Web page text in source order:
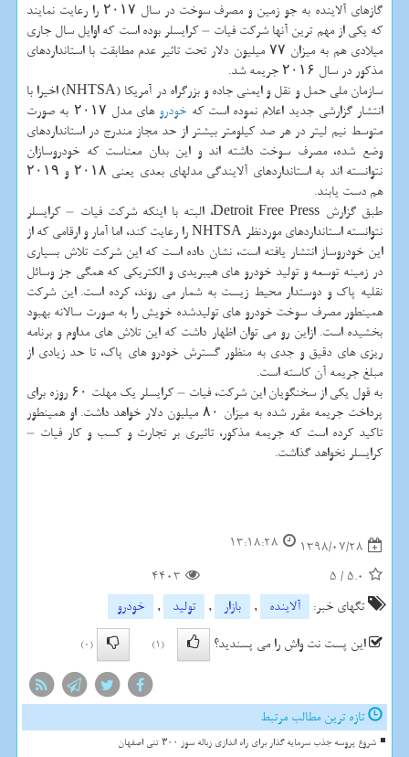
گازهای آلاینده به جو زمین و مصرف سوخت در سال ۲۰۱۷ را رعایت نمایند
كه یكی از مهم ترین آنها شركت فیات – كرایسلر بوده است كه اوایل سال جاری
میلادی هم به میزان ۷۷ میلیون دلار تحت تاثیر عدم مطابقت با استانداردهای
مذكور در سال ۲۰۱۶ جریمه شد.
سازمان ملی حمل و نقل و ایمنی جاده و بزرگراه در آمریكا (NHTSA) اخیرا با
انتشار گزارشی جدید اعلام نموده است كه خودرو
های مدل ۲۰۱۷ به صورت
متوسط نیم لیتر در هر صد كیلومتر بیشتر از حد مجاز مندرج در استانداردهای
وضع شده، مصرف سوخت داشته اند و این بدان معناست كه خودروسازان
نتوانسته اند به استانداردهای آلایندگی مدلهای بعدی یعنی ۲۰۱۸ و ۲۰۱۹
هم دست یابند.
طبق گزارش Detroit Free Press، البته با اینكه شركت فیات – كرایسلر
نتوانسته استانداردهای موردنظر NHTSA را رعایت كند، اما آمار و ارقامی كه از
این خودروساز انتشار یافته است، نشان داده است كه این شركت تلاش بسیاری
در زمینه توسعه و تولید خودرو های هیبریدی و الكتریكی كه همگی جز وسائل
نقلیه پاك و دوستدار محیط زیست به شمار می روند، كرده است. این شركت
همینطور مصرف سوخت خودرو های تولیدشده خویش را به صورت سالانه بهبود
بخشیده است. ازاین رو می توان اظهار داشت كه این تلاش های مداوم و برنامه
ریزی های دقیق و جدی به منظور گسترش خودرو های پاك، تا حد زیادی از
مبلغ جریمه آن كاسته است.
به قول یكی از سخنگویان این شركت، فیات – كرایسلر یك مهلت ۶۰ روزه برای
پرداخت جریمه مقرر شده به میزان ۸۰ میلیون دلار خواهد داشت. او همینطور
تاكید كرده است كه جریمه مذكور، تاثیری بر تجارت و كسب و كار فیات –
كرایسلر نخواهد گذاشت.
1398/07/28
13:18:28
5.0
/
5
4403
تگهای خبر:
آلاینده , بازار , تولید ,
خودرو
این پست نت واش را می پسندید؟
(1)
(0)
تازه ترین مطالب مرتبط
شروع پروسه جذب سرمایه گذار برای راه اندازی زباله سوز ۳۰۰ تنی اصفهان